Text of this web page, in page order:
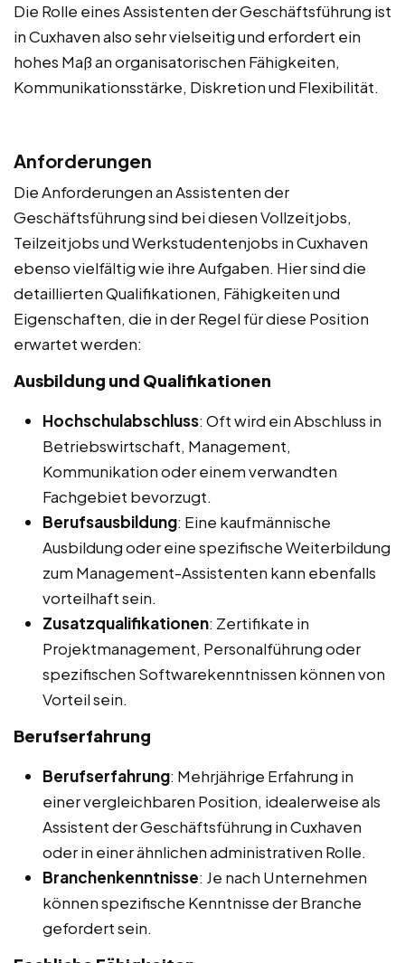
Die Rolle eines Assistenten der Geschäftsführung ist
in Cuxhaven also sehr vielseitig und erfordert ein
hohes Maß an organisatorischen Fähigkeiten,
Kommunikationsstärke, Diskretion und Flexibilität.
Anforderungen
Die Anforderungen an Assistenten der
Geschäftsführung sind bei diesen Vollzeitjobs,
Teilzeitjobs und Werkstudentenjobs in Cuxhaven
ebenso vielfältig wie ihre Aufgaben. Hier sind die
detaillierten Qualifikationen, Fähigkeiten und
Eigenschaften, die in der Regel für diese Position
erwartet werden:
Ausbildung und Qualifikationen
Hochschulabschluss: Oft wird ein Abschluss in
Betriebswirtschaft, Management,
Kommunikation oder einem verwandten
Fachgebiet bevorzugt.
Berufsausbildung: Eine kaufmännische
Ausbildung oder eine spezifische Weiterbildung
zum Management-Assistenten kann ebenfalls
vorteilhaft sein.
Zusatzqualifikationen: Zertifikate in
Projektmanagement, Personalführung oder
spezifischen Softwarekenntnissen können von
Vorteil sein.
Berufserfahrung
Berufserfahrung: Mehrjährige Erfahrung in
einer vergleichbaren Position, idealerweise als
Assistent der Geschäftsführung in Cuxhaven
oder in einer ähnlichen administrativen Rolle.
Branchenkenntnisse: Je nach Unternehmen
können spezifische Kenntnisse der Branche
gefordert sein.